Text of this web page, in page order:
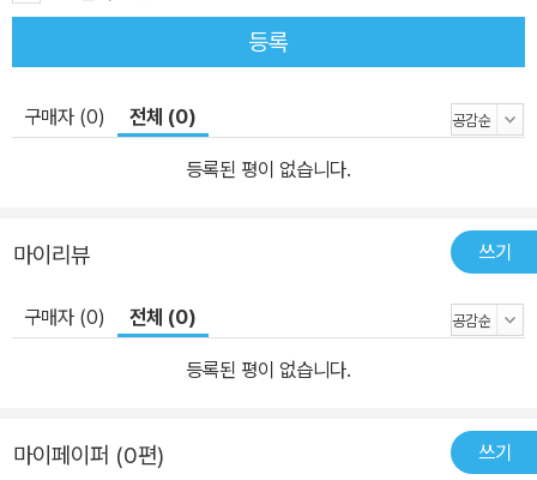
등록
구매자 (0) 전체 (0)
등록된 평이 없습니다.
마이리뷰 쓰기
구매자 (0) 전체 (0)
등록된 평이 없습니다.
마이페이퍼 (0편) 쓰기